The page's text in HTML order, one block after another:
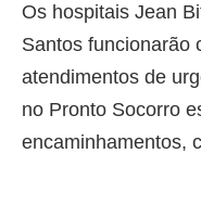
Os hospitais Jean
Santos funcionarão
atendimentos de
no Pronto Socorro
encaminhamentos,